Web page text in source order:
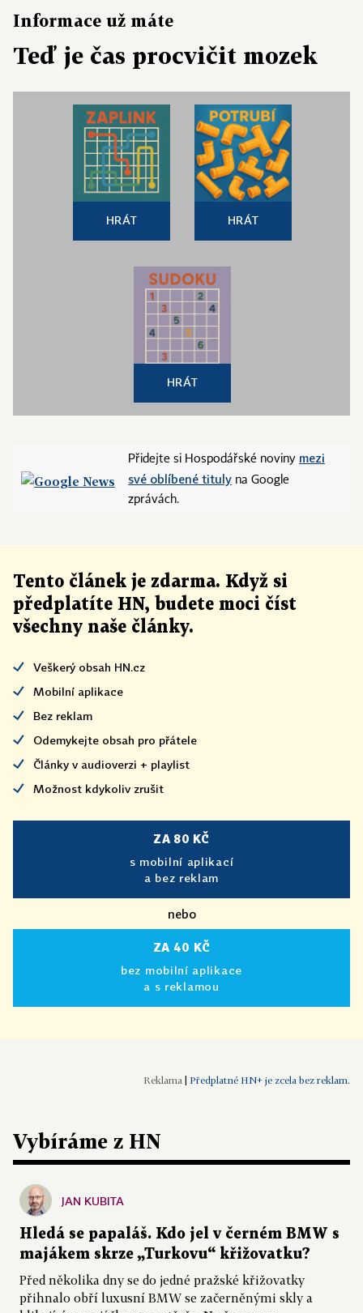
Informace už máte
Teď je čas procvičit mozek
HRÁT HRÁT
HRÁT
Přidejte si Hospodářské noviny mezi
své oblíbené tituly na Google
zprávách.
Tento článek je zdarma. Když si
předplatíte HN, budete moci číst
všechny naše články.
Veškerý obsah HN.cz
Mobilní aplikace
Bez reklam
Odemykejte obsah pro přátele
Články v audioverzi + playlist
Možnost kdykoliv zrušit
ZA 80 KČ
s mobilní aplikací
a bez reklam
nebo
ZA 40 KČ
bez mobilní aplikace
a s reklamou
Předplatné HN+ je zcela bez reklam.
Vybíráme z HN
JAN KUBITA
Hledá se papaláš. Kdo jel v černém BMW s
majákem skrze „Turkovu“ křižovatku?
Před několika dny se do jedné pražské křižovatky
přihnalo obří luxusní BMW se začerněnými skly a